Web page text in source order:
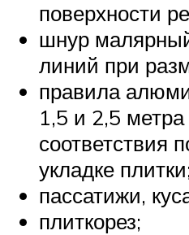
поверхности
шнур
линий при
правила
1,5 и 2,5 метра
соответствия
укладке
пассатижи,
плиткорез;